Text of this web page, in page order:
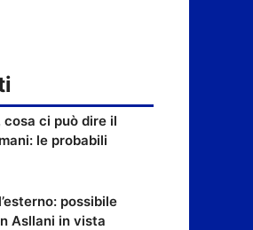
ci può dire il
le probabili
possibile
Asllani in vista